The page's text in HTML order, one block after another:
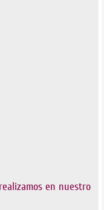
en nuestro